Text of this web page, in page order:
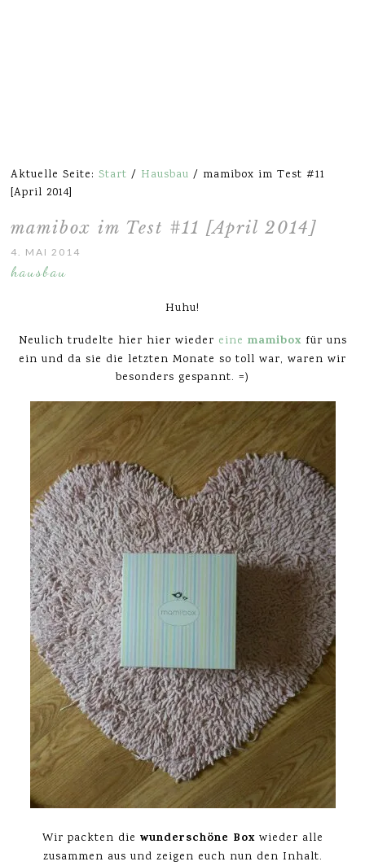
Aktuelle Seite:Start / Hausbau / mamibox im Test #11
[April 2014]
mamibox im Test #11 [April 2014]
4. MAI 2014
hausbau
Huhu!
Neulich trudelte hier hier wieder eine mamibox für uns
ein und da sie die letzten Monate so toll war, waren wir
besonders gespannt. =)
Wir packten die wunderschöne Boxwieder alle
zusammen aus und zeigen euch nun den Inhalt.